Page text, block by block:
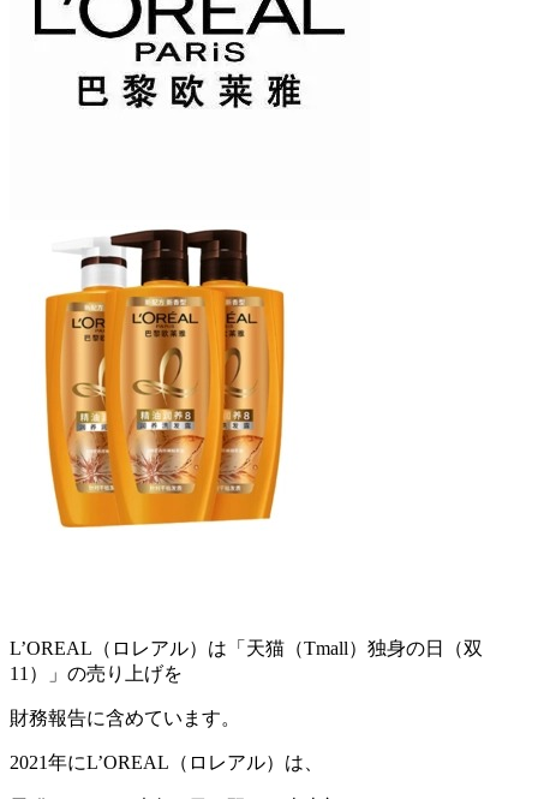
L’OREAL（ロレアル）は「天猫（Tmall）独身の日（双
11）」の売り上げを
財務報告に含めています。
2021年にL’OREAL（ロレアル）は、